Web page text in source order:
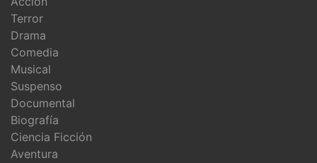
Terror
Drama
Comedia
Musical
Suspenso
Documental
Biografía
Ciencia Ficción
Aventura